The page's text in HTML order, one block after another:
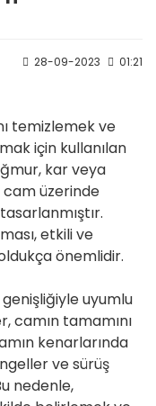
28-09-2023 01:21
temizlemek ve
için kullanılan
kar veya
üzerinde
etkili ve
önemlidir.
genişliğiyle uyumlu
camın tamamını
kenarlarında
ve sürüş
nedenle,